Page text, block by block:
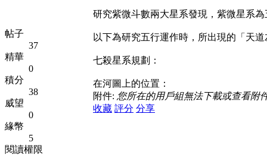
帖子
37
精華
0
積分
38
威望
0
緣幣
5
閱讀權限
研究紫微斗數兩大星系發現，紫微星系
以下為研究五行運作時，所出現的「天
七殺星系規劃：
在河圖上的位置：
附件: 您所在的用戶組無法下載或查看附
收藏 評分 分享